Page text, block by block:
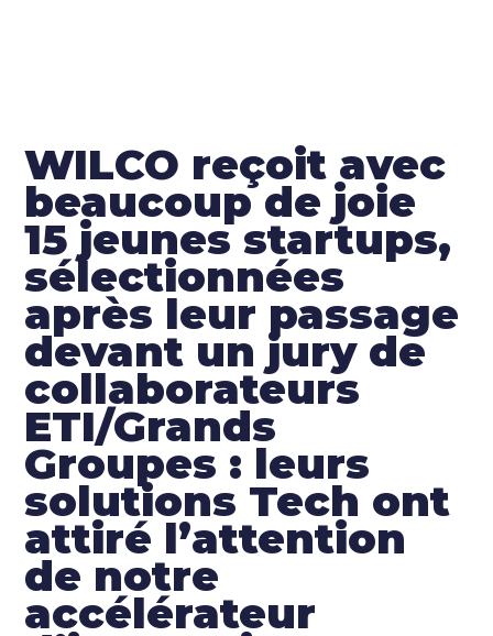
WILCO reçoit avec
beaucoup de joie
15 jeunes startups,
sélectionnées
après leur passage
devant un jury de
collaborateurs
ETI/Grands
Groupes : leurs
solutions Tech ont
attiré l’attention
de notre
accélérateur